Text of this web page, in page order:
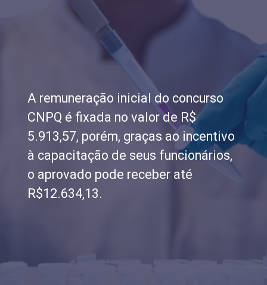
A remuneração inicial do concurso
CNPQ é fixada no valor de R$
5.913,57, porém, graças ao incentivo
à capacitação de seus funcionários,
o aprovado pode receber até
R$12.634,13.